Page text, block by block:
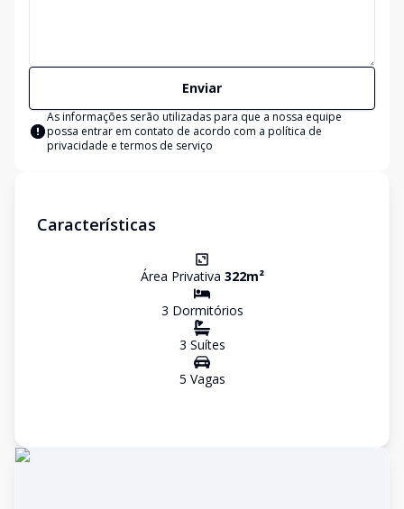
Enviar
As informações serão utilizadas para que a nossa equipe
possa entrar em contato de acordo com a política de
privacidade e termos de serviço
Características
Área Privativa 322m²
3 Dormitórios
3 Suítes
5 Vagas